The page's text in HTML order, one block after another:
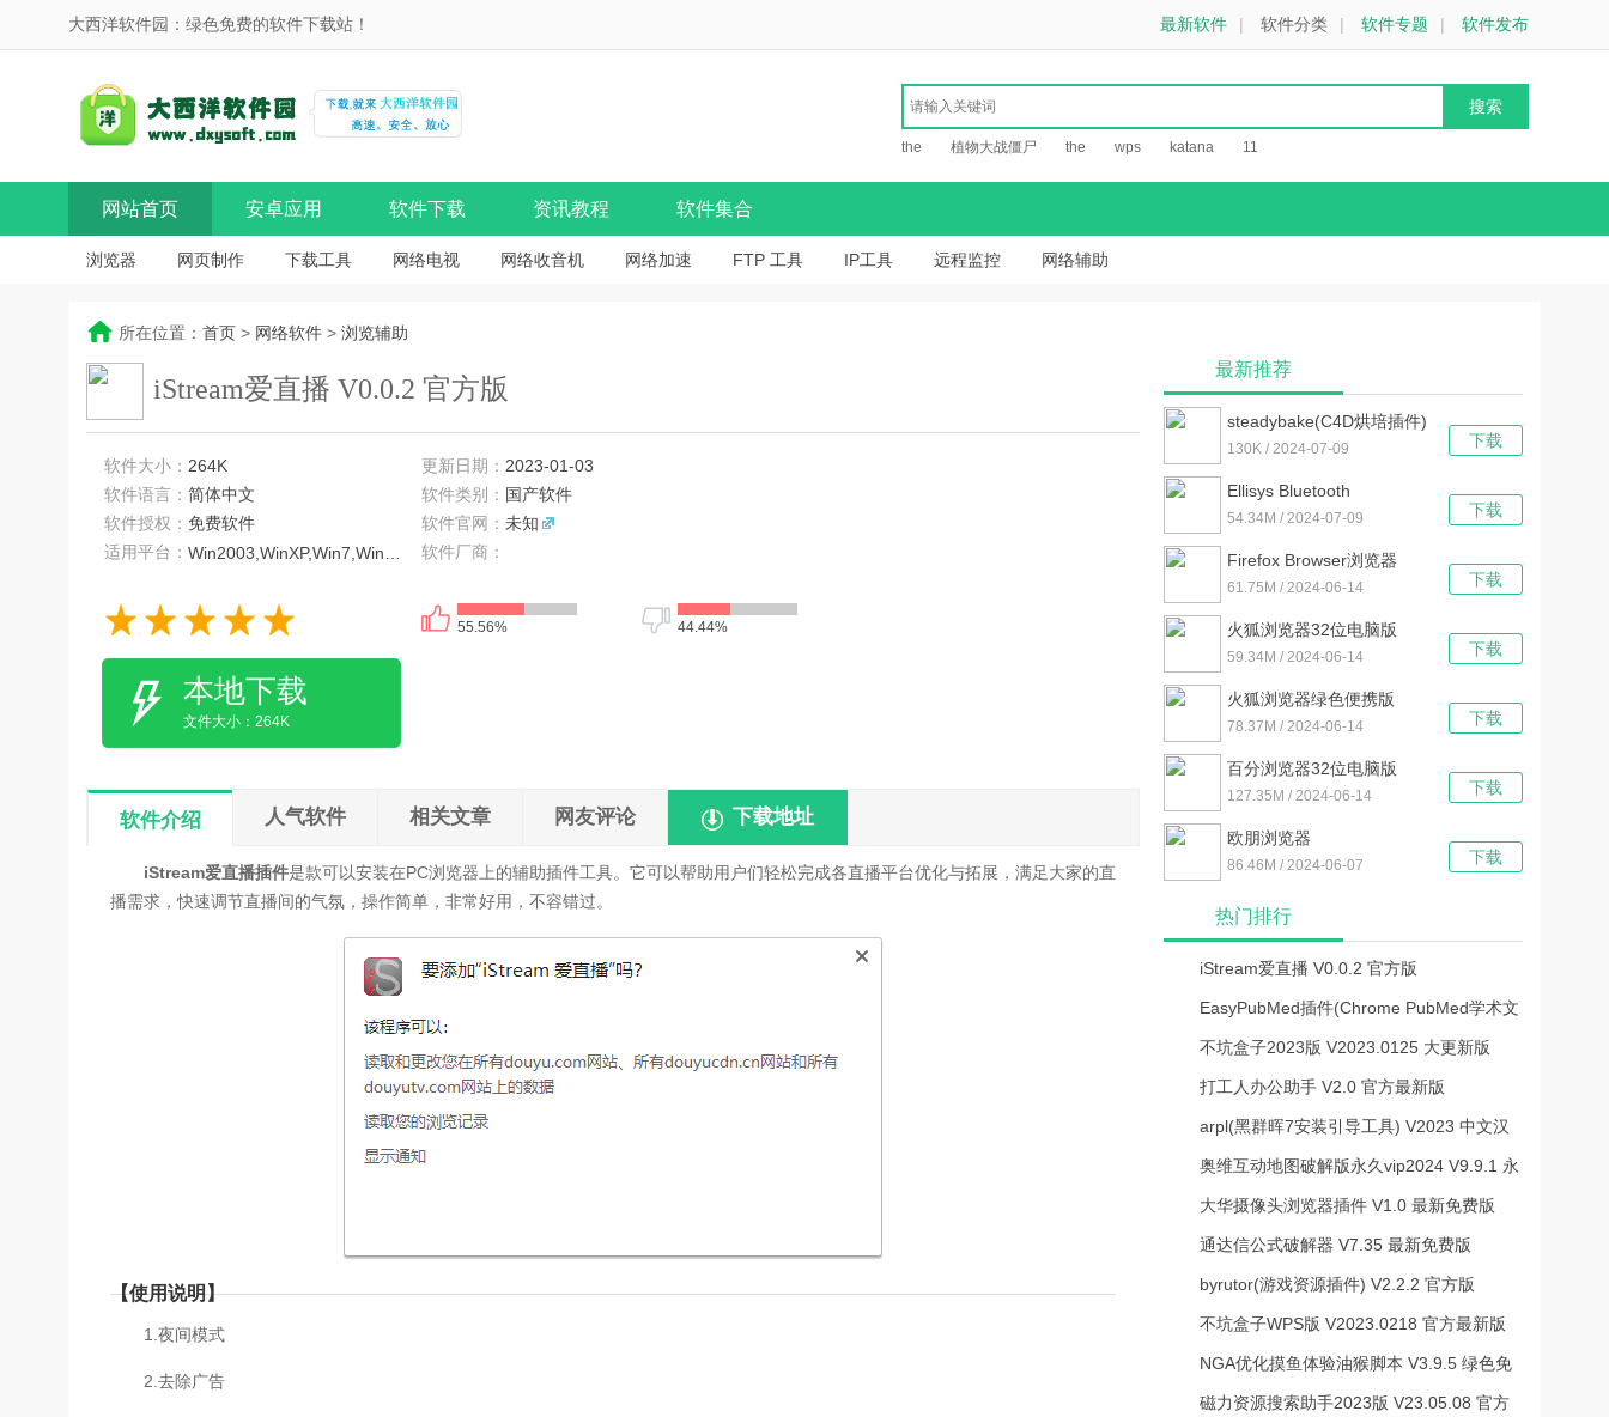
大西洋软件园：绿色免费的软件下载站！ 最新软件 | 软件分类 | 软件专题 | 软件发布
the 植物大战僵尸 the wps katana 11
网站首页 安卓应用 软件下载 资讯教程 软件集合
浏览器 网页制作 下载工具 网络电视 网络收音机 网络加速 FTP 工具 IP工具 远程监控 网络辅助
所在位置： 首页 > 网络软件 > 浏览辅助
iStream爱直播 V0.0.2 官方版
软件大小： 264K 更新日期： 2023-01-03
软件语言： 简体中文 软件类别： 国产软件
软件授权： 免费软件 软件官网： 未知
适用平台：
Win2003,WinXP,Win7,Win8,Win10 软件厂商：
55.56% 44.44%
本地下载
文件大小：264K
软件介绍 人气软件 相关文章 网友评论 下载地址
iStream爱直播插件是款可以安装在PC浏览器上的辅助插件工具。它可以帮助用户们轻松完成各直播平台优化与拓展，满足大家的直
播需求，快速调节直播间的气氛，操作简单，非常好用，不容错过。
【使用说明】
1.夜间模式
2.去除广告
最新推荐
下载
steadybake(C4D烘培插件)
V1.2 官方版
130K / 2024-07-09
下载
Ellisys Bluetooth
Analyzer(蓝牙抓包工具)
54.34M / 2024-07-09
下载
Firefox Browser浏览器
V127.0.0 官方最新版
61.75M / 2024-06-14
下载
火狐浏览器32位电脑版
V127.0.0 PC中文版
59.34M / 2024-06-14
下载
火狐浏览器绿色便携版
V127.0.0 绿色免安装版
78.37M / 2024-06-14
下载
百分浏览器32位电脑版
V5.1.1130.123 最新免费版
127.35M / 2024-06-14
下载
欧朋浏览器
V106.0.4998.70 官方最新
86.46M / 2024-06-07
热门排行
iStream爱直播 V0.0.2 官方版
EasyPubMed插件(Chrome PubMed学术文
献查询插件)v0.1.1中文破解版
不坑盒子2023版 V2023.0125 大更新版
打工人办公助手 V2.0 官方最新版
arpl(黑群晖7安装引导工具) V2023 中文汉
化版
奥维互动地图破解版永久vip2024 V9.9.1 永
久免费版
大华摄像头浏览器插件 V1.0 最新免费版
通达信公式破解器 V7.35 最新免费版
byrutor(游戏资源插件) V2.2.2 官方版
不坑盒子WPS版 V2023.0218 官方最新版
NGA优化摸鱼体验油猴脚本 V3.9.5 绿色免
费版
磁力资源搜索助手2023版 V23.05.08 官方